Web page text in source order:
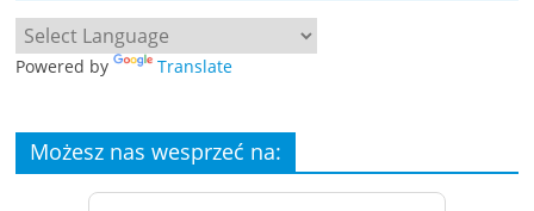
Powered by Translate
Możesz nas wesprzeć na: